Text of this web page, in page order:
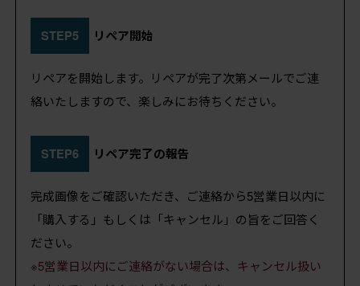
STEP5 リペア開始
リペアを開始します。リペアが完了次第メールでご連
絡いたしますので、楽しみにお待ちください。
STEP6 リペア完了の報告
完成画像をご確認いただき、ご連絡から5営業日以内に
「購入する」もしくは「キャンセル」の旨をご回答く
ださい。
※5営業日以内にご連絡がない場合は、キャンセル扱い